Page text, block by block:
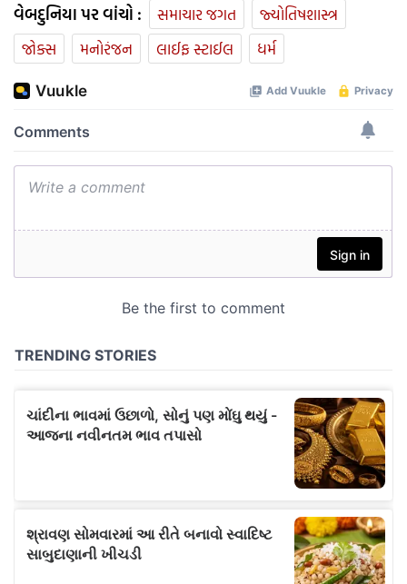
વેબદુનિયા પર વાંચો : સમાચાર જગત
જ્યોતિષશાસ્ત્ર
જોક્સ
મનોરંજન લાઈફ સ્ટાઈલ ધર્મ